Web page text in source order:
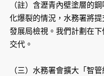
（註）含瀝青內壁塗層的
化爆裂的情況，水務署將
發展局檢視。我們計劃在
交代。
（三）水務署會擴大「智